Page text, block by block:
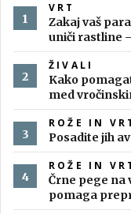
VRT
Zakaj vaš
uniči rastline
ŽIVALI
Kako
med
ROŽE IN
Posadite jih
ROŽE IN
Črne pege na
pomaga